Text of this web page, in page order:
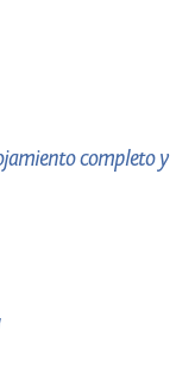
completo y